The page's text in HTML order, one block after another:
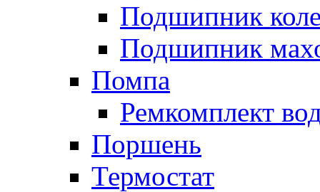
Подшипник
Подшипник
Помпа
Ремкомплект
Поршень
Термостат